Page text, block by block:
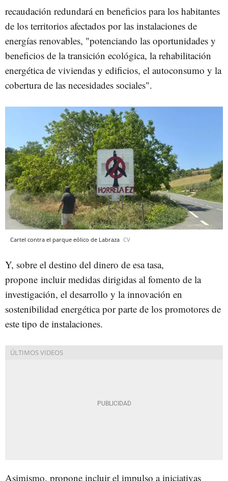
recaudación redundará en beneficios para los habitantes
de los territorios afectados por las instalaciones de
energías renovables, "potenciando las oportunidades y
beneficios de la transición ecológica, la rehabilitación
energética de viviendas y edificios, el autoconsumo y la
cobertura de las necesidades sociales".
Cartel contra el parque eólico de Labraza CV
Y, sobre el destino del dinero de esa tasa,
propone incluir medidas dirigidas al fomento de la
investigación, el desarrollo y la innovación en
sostenibilidad energética por parte de los promotores de
este tipo de instalaciones.
Asimismo, propone incluir el impulso a iniciativas